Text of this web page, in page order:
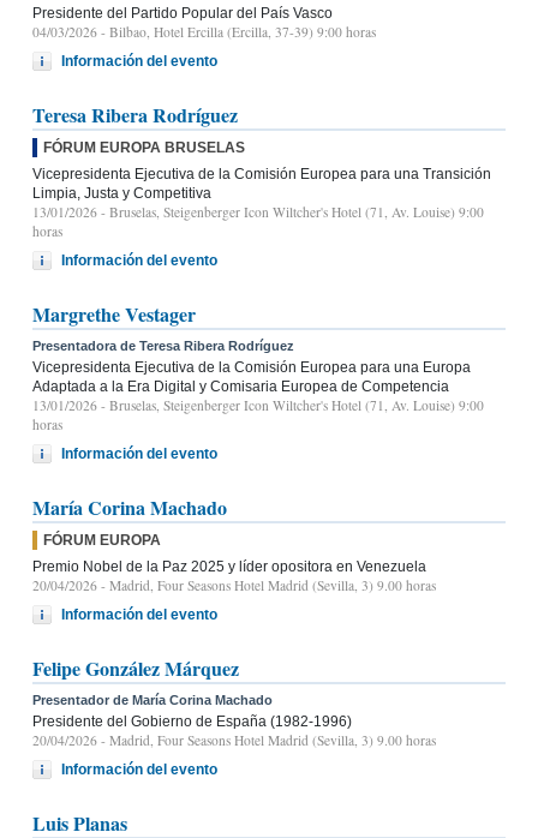
Presidente del Partido Popular del País Vasco
04/03/2026 - Bilbao, Hotel Ercilla (Ercilla, 37-39) 9:00 horas
Información del evento
Teresa Ribera Rodríguez
FÓRUM EUROPA BRUSELAS
Vicepresidenta Ejecutiva de la Comisión Europea para una Transición
Limpia, Justa y Competitiva
13/01/2026 - Bruselas, Steigenberger Icon Wiltcher's Hotel (71, Av. Louise) 9:00
horas
Información del evento
Margrethe Vestager
Presentadora de Teresa Ribera Rodríguez
Vicepresidenta Ejecutiva de la Comisión Europea para una Europa
Adaptada a la Era Digital y Comisaria Europea de Competencia
13/01/2026 - Bruselas, Steigenberger Icon Wiltcher's Hotel (71, Av. Louise) 9:00
horas
Información del evento
María Corina Machado
FÓRUM EUROPA
Premio Nobel de la Paz 2025 y líder opositora en Venezuela
20/04/2026 - Madrid, Four Seasons Hotel Madrid (Sevilla, 3) 9.00 horas
Información del evento
Felipe González Márquez
Presentador de María Corina Machado
Presidente del Gobierno de España (1982-1996)
20/04/2026 - Madrid, Four Seasons Hotel Madrid (Sevilla, 3) 9.00 horas
Información del evento
Luis Planas